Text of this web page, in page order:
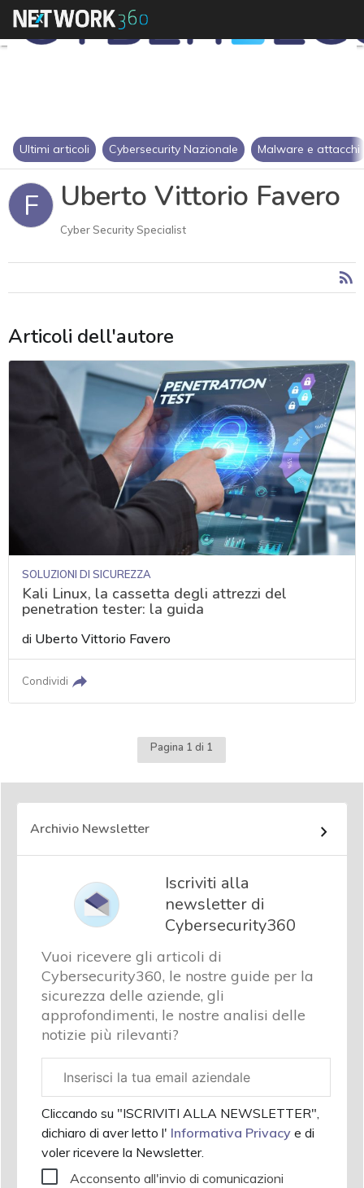
Ultimi articoli Cybersecurity Nazionale Malware e attacchi
F Uberto Vittorio Favero
Cyber Security Specialist
Articoli dell'autore
SOLUZIONI DI SICUREZZA
Kali Linux, la cassetta degli attrezzi del
penetration tester: la guida
di Uberto Vittorio Favero
Condividi
Pagina 1 di 1
Archivio Newsletter
Iscriviti alla
newsletter di
Cybersecurity360
Vuoi ricevere gli articoli di
Cybersecurity360, le nostre guide per la
sicurezza delle aziende, gli
approfondimenti, le nostre analisi delle
notizie più rilevanti?
aziendale
Cliccando su "ISCRIVITI ALLA NEWSLETTER",
dichiaro di aver letto l' Informativa Privacy e di
voler ricevere la Newsletter.
Acconsento all'invio di comunicazioni